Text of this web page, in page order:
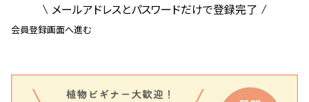
メールアドレスとパスワードだけで登録完了
会員登録画面へ進む